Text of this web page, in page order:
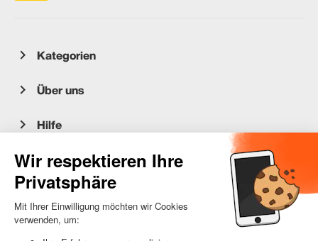
Kategorien
Über uns
Hilfe
Kundenservice
occasion.migros.mobile@recommerce.com
Montag-Freitag 08:00-17:00